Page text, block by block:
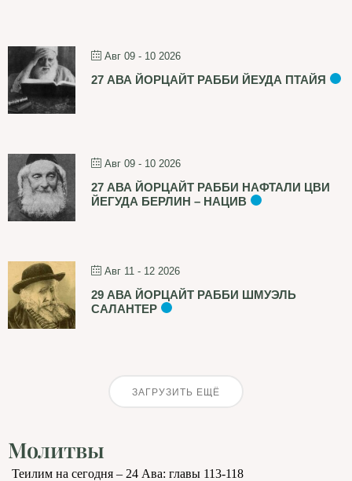
Авг 09 - 10 2026
27 АВА ЙОРЦАЙТ РАББИ ЙЕУДА ПТАЙЯ
Авг 09 - 10 2026
27 АВА ЙОРЦАЙТ РАББИ НАФТАЛИ ЦВИ
ЙЕГУДА БЕРЛИН – НАЦИВ
Авг 11 - 12 2026
29 АВА ЙОРЦАЙТ РАББИ ШМУЭЛЬ
САЛАНТЕР
ЗАГРУЗИТЬ ЕЩЁ
Молитвы
Теилим на сегодня – 24 Ава: главы 113-118